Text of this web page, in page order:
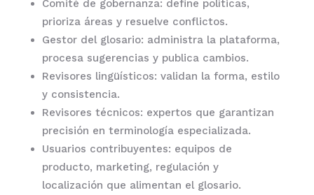
Comité de gobernanza: define políticas,
prioriza áreas y resuelve conflictos.
Gestor del glosario: administra la plataforma,
procesa sugerencias y publica cambios.
Revisores lingüísticos: validan la forma, estilo
y consistencia.
Revisores técnicos: expertos que garantizan
precisión en terminología especializada.
Usuarios contribuyentes: equipos de
producto, marketing, regulación y
localización que alimentan el glosario.